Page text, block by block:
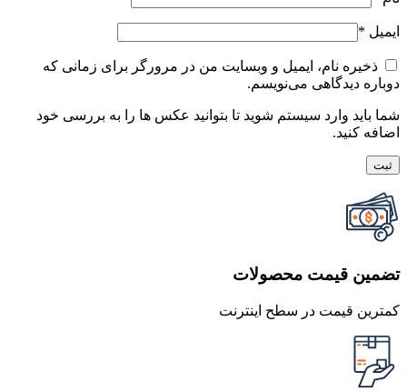
ایمیل *
ذخیره نام، ایمیل و وبسایت من در مرورگر برای زمانی که
دوباره دیدگاهی می‌نویسم.
شما باید وارد سیستم شوید تا بتوانید عکس ها را به بررسی خود
اضافه کنید.
تضمین قیمت محصولات
کمترین قیمت در سطح اینترنت